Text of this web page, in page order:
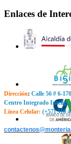
Enlaces de
Dirección: Calle 56 # 6-
Centro Integrado
Línea Celular: (+57) 310